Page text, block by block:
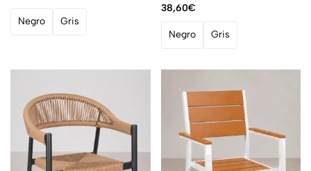
Negro Gris
38,60€
Negro Gris